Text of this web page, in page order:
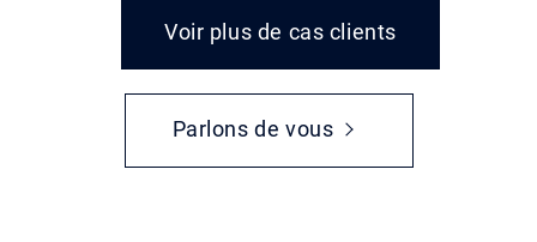
Voir plus de cas clients
Parlons de vous